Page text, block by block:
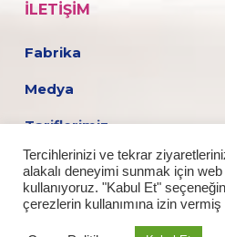
İLETIŞIM
Fabrika
Medya
Tariflerimiz
Kariyer
Tercihlerinizi ve tekrar
alakalı deneyimi sunmak için
kullanıyoruz. "Kabul Et"
çerezlerin kullanımına izin